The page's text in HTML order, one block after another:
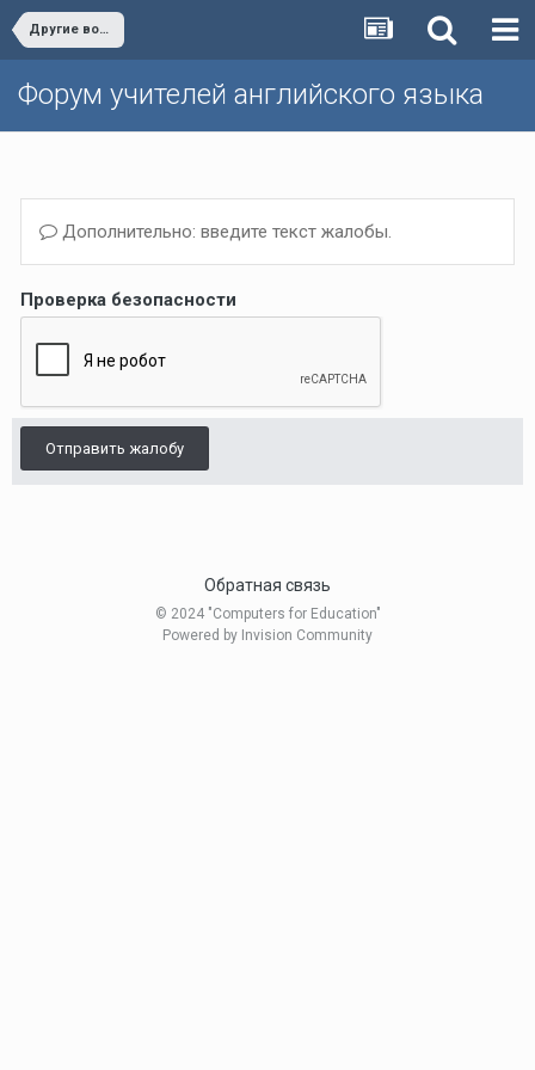
Другие вопросы (Темы, не вошедшие в другие разделы)/Other issues
Форум учителей английского языка
Дополнительно: введите текст жалобы.
Проверка безопасности
Отправить жалобу
Обратная связь
© 2024 "Computers for Education"
Powered by Invision Community